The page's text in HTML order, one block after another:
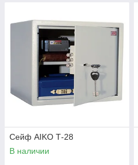
Сейф AIKO Т-28
В наличии